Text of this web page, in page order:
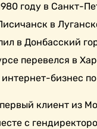
году в Санкт-
в
в Донбасский
перевелся в
бизнес
клиент из
с